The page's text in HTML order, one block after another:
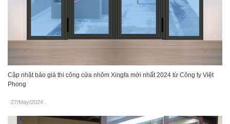
Cập nhật báo giá thi công cửa nhôm Xingfa mới nhất 2024 từ Công ty Việt
Phong
27/May/2024